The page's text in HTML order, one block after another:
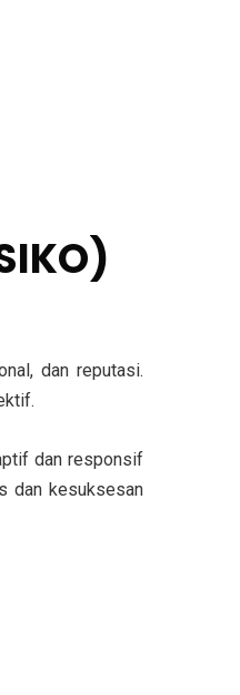
dan reputasi.
dan responsif
dan kesuksesan